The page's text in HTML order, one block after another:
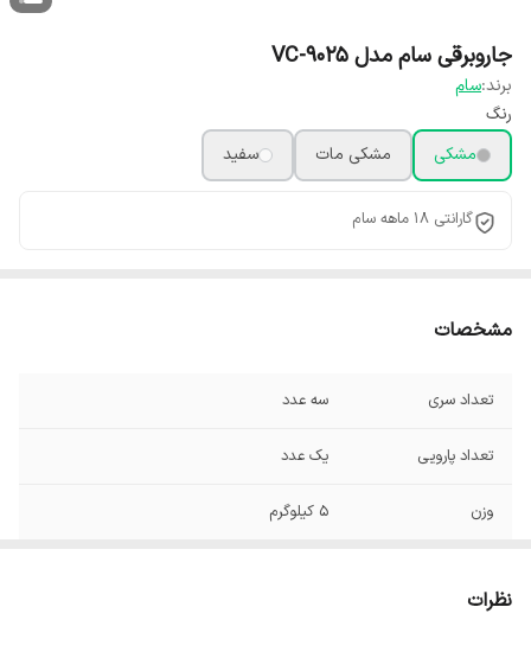
جاروبرقی سام مدل VC-9025
برند:سام
رنگ
مشکی
مشکی مات سفید
گارانتی 18 ماهه سام
مشخصات
تعداد سری سه عدد
تعداد پارویی یک عدد
وزن 5 کیلوگرم
نظرات